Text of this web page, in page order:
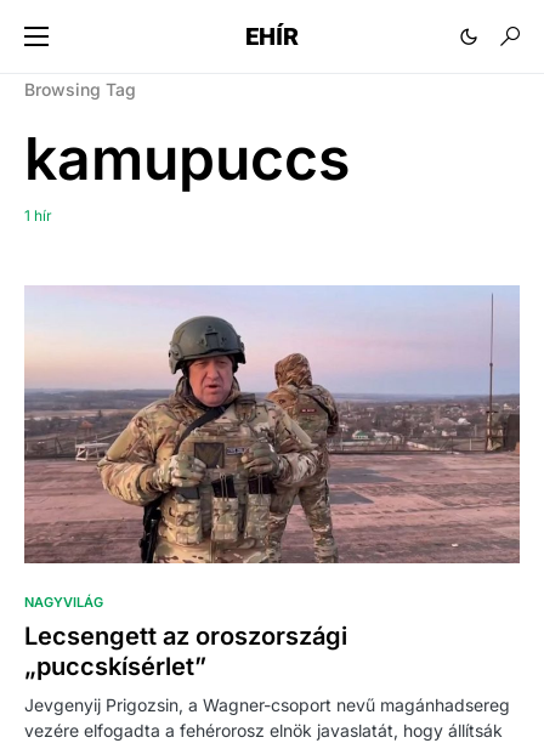
EHÍR
Browsing Tag
kamupuccs
1 hír
NAGYVILÁG
Lecsengett az oroszországi
„puccskísérlet”
Jevgenyij Prigozsin, a Wagner-csoport nevű magánhadsereg
vezére elfogadta a fehérorosz elnök javaslatát, hogy állítsák